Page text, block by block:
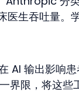
医生吞吐量。
AI 输出影响
限，将这些